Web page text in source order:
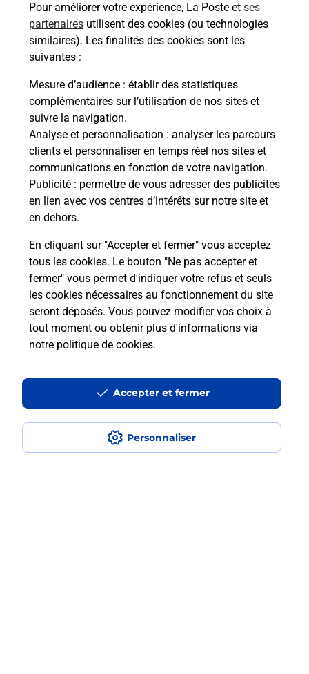
Pour améliorer votre expérience, La Poste et ses
partenaires utilisent des cookies (ou technologies
similaires). Les finalités des cookies sont les
suivantes :
Mesure d’audience : établir des statistiques
complémentaires sur l’utilisation de nos sites et
suivre la navigation.
Analyse et personnalisation : analyser les parcours
clients et personnaliser en temps réel nos sites et
communications en fonction de votre navigation.
Publicité : permettre de vous adresser des publicités
en lien avec vos centres d’intérêts sur notre site et
en dehors.
En cliquant sur "Accepter et fermer" vous acceptez
tous les cookies. Le bouton "Ne pas accepter et
fermer" vous permet d'indiquer votre refus et seuls
les cookies nécessaires au fonctionnement du site
seront déposés. Vous pouvez modifier vos choix à
tout moment ou obtenir plus d'informations via
notre politique de cookies.
Personnaliser
Accepter et fermer
Recherchez un autre point de contact
Questions fréquemment posées
Quel réseau utilise La Poste Mobile ?
Est-ce que je peux garder mon
numéro de mobile gratuitement ?
Est-ce que je peux bénéficier de la 5G
avec La Poste Mobile ?
Est-ce que je peux utiliser mon forfait
à l’étranger avec La Poste Mobile ?
Est-ce que je peux payer mon
fois avec La Poste Mobile ?
Est-ce que je peux assurer mon
smartphone Samsung ?